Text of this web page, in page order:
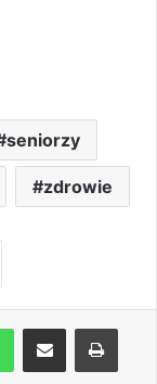
seniorzy
zdrowie
WhatsAppShare via Email Print